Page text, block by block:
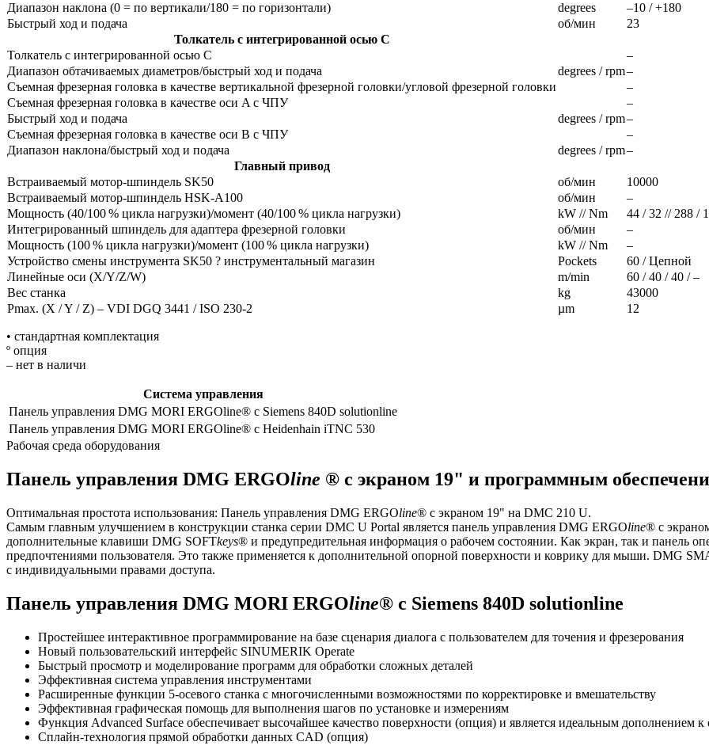
Диапазон наклона (0 = по вертикали/180 = по горизонтали)
degrees
–10 / +180
Быстрый ход и подача
об/мин
23
Толкатель с интегрированной осью C
Толкатель с интегрированной осью C
–
Диапазон обтачиваемых диаметров/быстрый ход и подача
degrees / rpm–
Съемная фрезерная головка в качестве вертикальной фрезерной головки/угловой фрезерной головки
–
Съемная фрезерная головка в качестве оси A с ЧПУ
–
Быстрый ход и подача
degrees / rpm–
Съемная фрезерная головка в качестве оси B с ЧПУ
–
Диапазон наклона/быстрый ход и подача
degrees / rpm–
Главный привод
Встраиваемый мотор-шпиндель SK50
об/мин
10000
Встраиваемый мотор-шпиндель HSK-A100
об/мин
–
Мощность (40/100 % цикла нагрузки)/момент (40/100 % цикла нагрузки)
kW // Nm
44 / 32 // 288 /
Интегрированный шпиндель для адаптера фрезерной головки
об/мин
–
Мощность (100 % цикла нагрузки)/момент (100 % цикла нагрузки)
kW // Nm
–
Устройство смены инструмента SK50 ? инструментальный магазин
Pockets
60 / Цепной
Линейные оси (X/Y/Z/W)
m/min
60 / 40 / 40 / –
Вес станка
kg
43000
Pmax. (X / Y / Z) – VDI DGQ 3441 / ISO 230-2
µm 12
• стандартная комплектация
º опция
– нет в наличи
Система управления
Панель управления DMG MORI ERGOline® с Siemens 840D solutionline
Панель управления DMG MORI ERGOline® с Heidenhain iTNC 530
Рабочая среда оборудования
Панель управления DMG ERGOline ® с экраном 19" и программным
Оптимальная простота использования: Панель управления DMG ERGOline® с экраном 19" на DMC 210 U.
Самым главным улучшением в конструкции станка серии DMC U Portal является панель управления DMG ERGOline® с
дополнительные клавиши DMG SOFTkeys® и предупредительная информация о рабочем состоянии. Как экран, так и панель
предпочтениями пользователя. Это также применяется к дополнительной опорной поверхности и коврику для мыши. DMG
с индивидуальными правами доступа.
Панель управления DMG MORI ERGOline® с Siemens 840D solutionline
Простейшее интерактивное программирование на базе сценария диалога с пользователем для точения и фрезерования
Новый пользовательский интерфейс SINUMERIK Operate
Быстрый просмотр и моделирование программ для обработки сложных деталей
Эффективная система управления инструментами
Расширенные функции 5-осевого станка с многочисленными возможностями по корректировке и вмешательству
Эффективная графическая помощь для выполнения шагов по установке и измерениям
Функция Advanced Surface обеспечивает высочайшее качество поверхности (опция) и является идеальным дополнением
Сплайн-технология прямой обработки данных CAD (опция)